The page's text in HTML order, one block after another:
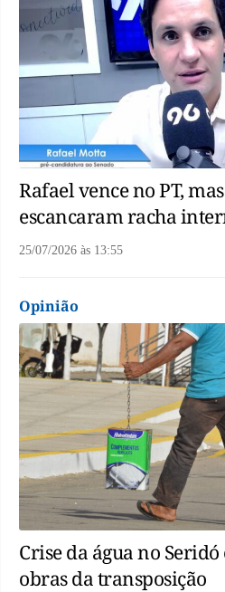
Rafael vence no PT,
escancaram racha
25/07/2026 às 13:55
Opinião
Crise da água no
obras da transposição